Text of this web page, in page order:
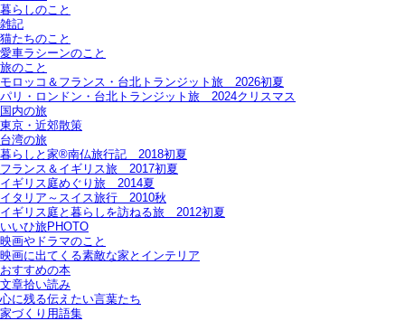
暮らしのこと
雑記
猫たちのこと
愛車ラシーンのこと
旅のこと
モロッコ＆フランス・台北トランジット旅＿2026初夏
パリ・ロンドン・台北トランジット旅＿2024クリスマス
国内の旅
東京・近郊散策
台湾の旅
暮らしと家®南仏旅行記＿2018初夏
フランス＆イギリス旅＿2017初夏
イギリス庭めぐり旅＿2014夏
イタリア～スイス旅行 2010秋
イギリス庭と暮らしを訪ねる旅＿2012初夏
いいひ旅PHOTO
映画やドラマのこと
映画に出てくる素敵な家とインテリア
おすすめの本
文章拾い読み
心に残る伝えたい言葉たち
家づくり用語集